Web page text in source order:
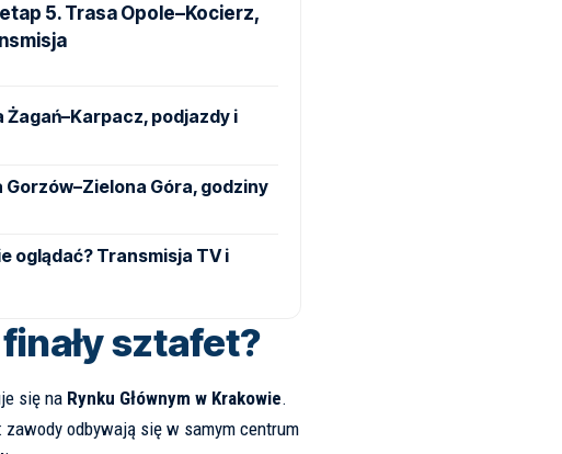
5. Trasa Opole–Kocierz,
podjazdy i
Góra, godziny
oglądać? Transmisja TV i
sztafet?
się na Rynku Głównym w Krakowie.
odbywają się w samym centrum